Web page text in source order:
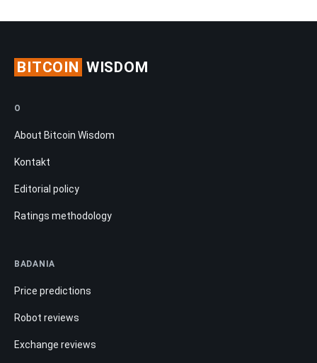
BITCOIN WISDOM
O
About Bitcoin Wisdom
Kontakt
Editorial policy
Ratings methodology
BADANIA
Price predictions
Robot reviews
Exchange reviews